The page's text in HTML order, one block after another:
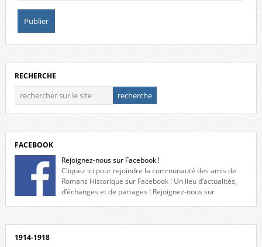
RECHERCHE
FACEBOOK
Rejoignez-nous sur Facebook !
Cliquez ici pour rejoindre la communauté des amis de
Romans Historique sur Facebook ! Un lieu d’actualités,
d’échanges et de partages ! Rejoignez-nous sur
1914-1918